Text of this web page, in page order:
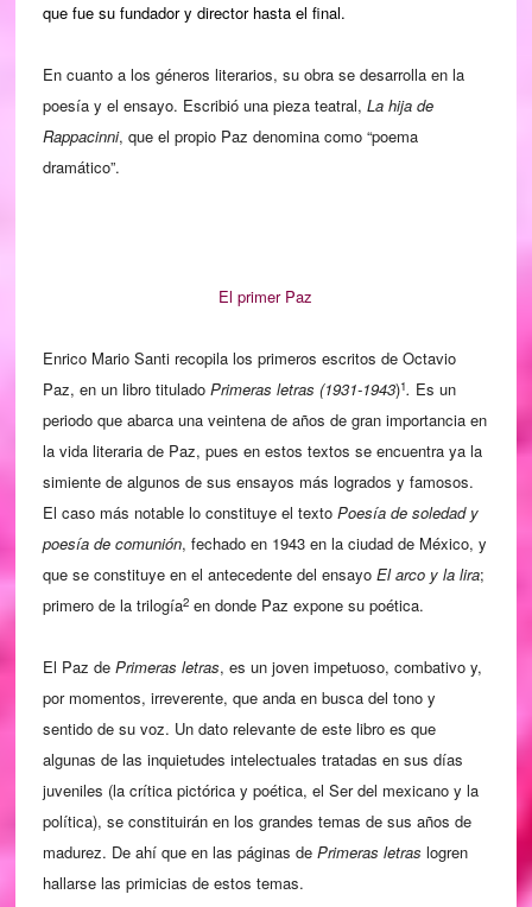
que fue su fundador y director hasta el final.
En cuanto a los géneros literarios, su obra se desarrolla en la
poesía y el ensayo. Escribió una pieza teatral, La hija de
Rappacinni, que el propio Paz denomina como “poema
dramático”.
El primer Paz
Enrico Mario Santi recopila los primeros escritos de Octavio
Paz, en un libro titulado Primeras letras (1931-1943)1. Es un
periodo que abarca una veintena de años de gran importancia en
la vida literaria de Paz, pues en estos textos se encuentra ya la
simiente de algunos de sus ensayos más logrados y famosos.
El caso más notable lo constituye el texto Poesía de soledad y
poesía de comunión, fechado en 1943 en la ciudad de México, y
que se constituye en el antecedente del ensayo El arco y la lira;
primero de la trilogía2en donde Paz expone su poética.
El Paz de Primeras letras, es un joven impetuoso, combativo y,
por momentos, irreverente, que anda en busca del tono y
sentido de su voz. Un dato relevante de este libro es que
algunas de las inquietudes intelectuales tratadas en sus días
juveniles (la crítica pictórica y poética, el Ser del mexicano y la
política), se constituirán en los grandes temas de sus años de
madurez. De ahí que en las páginas de Primeras letras logren
hallarse las primicias de estos temas.